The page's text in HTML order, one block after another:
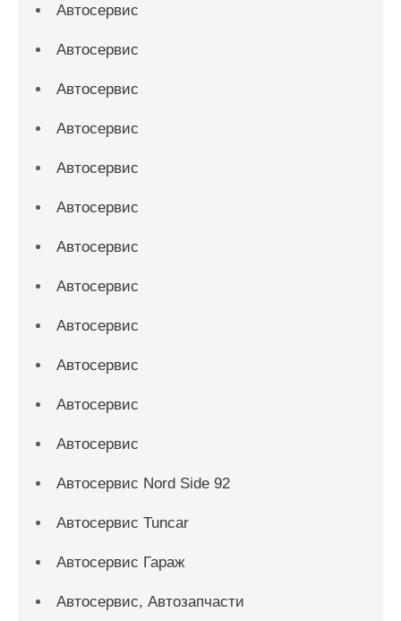
Автосервис
Автосервис
Автосервис
Автосервис
Автосервис
Автосервис
Автосервис
Автосервис
Автосервис
Автосервис
Автосервис
Автосервис
Автосервис Nord Side 92
Автосервис Tuncar
Автосервис Гараж
Автосервис, Автозапчасти